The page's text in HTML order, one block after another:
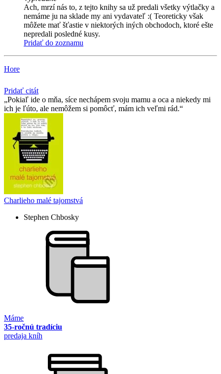
Ach, mrzí nás to, z tejto knihy sa už predali všetky výtlačky a
nemáme ju na sklade my ani vydavateľ :( Teoreticky však
môžete mať šťastie v niektorých iných obchodoch, ktoré ešte
nepredali posledné kusy.
Pridať do zoznamu
Hore
Pridať citát
Pokiaľ ide o mňa, síce nechápem svoju mamu a oca a niekedy mi
ich je ľúto, ale nemôžem si pomôcť, mám ich veľmi rád.
Charlieho malé tajomstvá
Stephen Chbosky
Máme
35-ročnú tradíciu
predaja kníh